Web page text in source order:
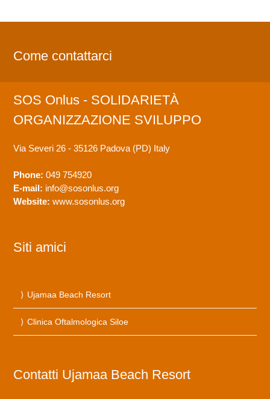
Come contattarci
SOS Onlus - SOLIDARIETÀ
ORGANIZZAZIONE SVILUPPO
Via Severi 26 - 35126 Padova (PD) Italy
Phone: 049 754920
E-mail: info@sosonlus.org
Website: www.sosonlus.org
Siti amici
Ujamaa Beach Resort
Clinica Oftalmologica Siloe
Contatti Ujamaa Beach Resort